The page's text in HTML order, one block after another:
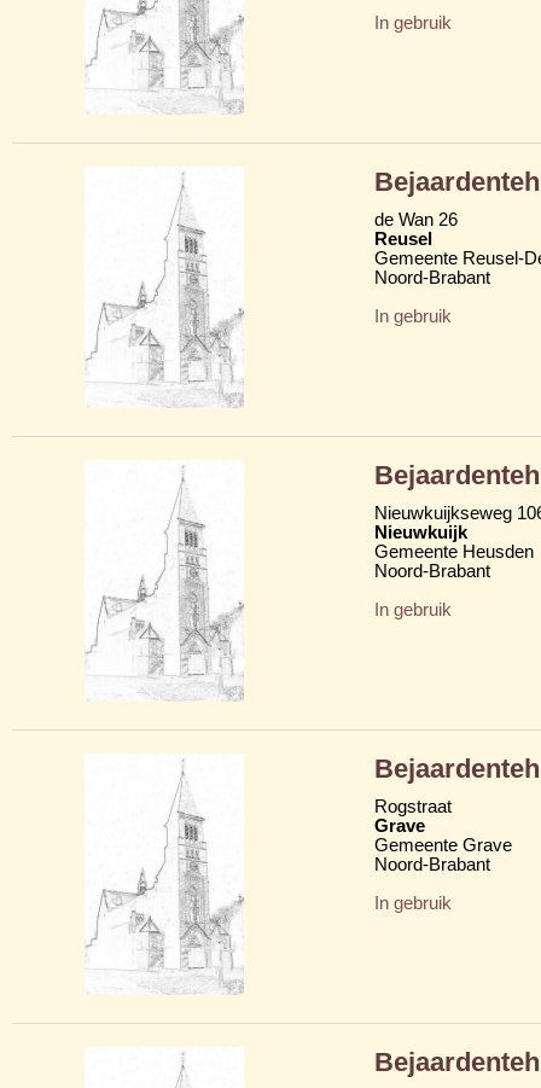
In gebruik
de Wan 26
Reusel
Gemeente Reusel-
Noord-Brabant
In gebruik
Nieuwkuijkseweg
Nieuwkuijk
Gemeente Heusden
Noord-Brabant
In gebruik
Rogstraat
Grave
Gemeente Grave
Noord-Brabant
In gebruik